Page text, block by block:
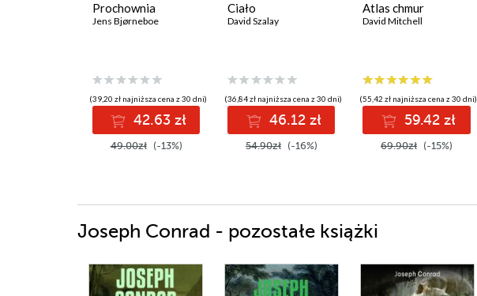
Prochownia
Jens Bjørneboe
(39,20 zł najniższa cena z 30 dni)
42.63 zł
49.00zł (-13%)
Ciało
David Szalay
(36,84 zł najniższa cena z 30 dni)
46.12 zł
54.90zł (-16%)
Atlas chmur
David Mitchell
(55,42 zł najniższa cena z 30 dni)
59.42 zł
69.90zł (-15%)
Joseph Conrad - pozostałe książki